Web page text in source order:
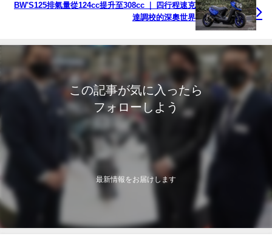
BW'S125排氣量從124cc提升至308cc ｜ 四行程速克
達調校的深奧世界
この記事が気に入ったら
フォローしよう
最新情報をお届けします